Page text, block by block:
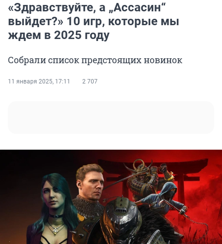
«Здравствуйте, а „Ассасин“
выйдет?» 10 игр, которые мы
ждем в 2025 году
Собрали список предстоящих новинок
11 января 2025, 17:11 2 707